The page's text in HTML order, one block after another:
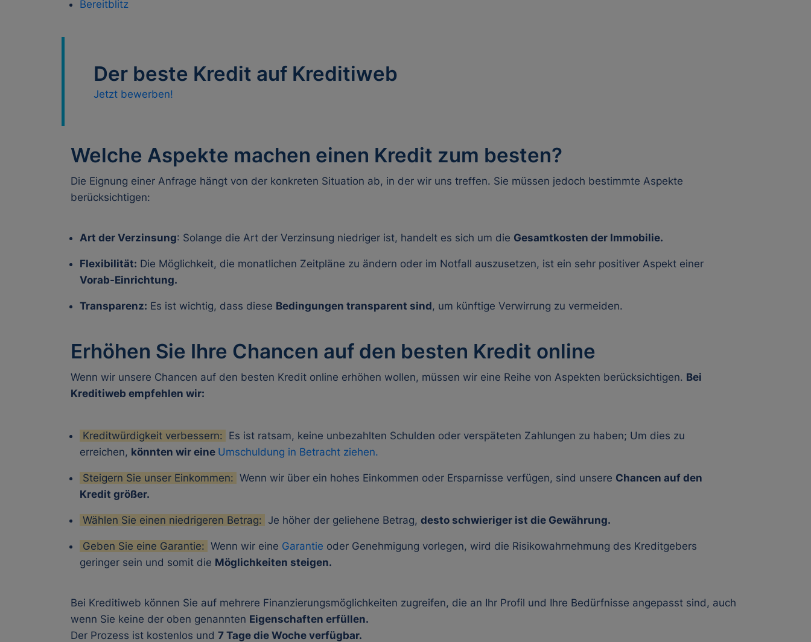
Bereitblitz
Der beste Kredit auf Kreditiweb
Jetzt bewerben!
Welche Aspekte machen einen Kredit zum besten?
Die Eignung einer Anfrage hängt von der konkreten Situation ab, in der wir uns treffen. Sie müssen jedoch bestimmte Aspekte
berücksichtigen:
Art der Verzinsung: Solange die Art der Verzinsung niedriger ist, handelt es sich um die Gesamtkosten der Immobilie.
Flexibilität: Die Möglichkeit, die monatlichen Zeitpläne zu ändern oder im Notfall auszusetzen, ist ein sehr positiver Aspekt einer
Vorab-Einrichtung.
Transparenz: Es ist wichtig, dass diese Bedingungen transparent sind, um künftige Verwirrung zu vermeiden.
Erhöhen Sie Ihre Chancen auf den besten Kredit online
Wenn wir unsere Chancen auf den besten Kredit online erhöhen wollen, müssen wir eine Reihe von Aspekten berücksichtigen. Bei
Kreditiweb empfehlen wir:
Kreditwürdigkeit verbessern: Es ist ratsam, keine unbezahlten Schulden oder verspäteten Zahlungen zu haben; Um dies zu
erreichen, könnten wir eine Umschuldung in Betracht ziehen.
Steigern Sie unser Einkommen: Wenn wir über ein hohes Einkommen oder Ersparnisse verfügen, sind unsere Chancen auf den
Kredit größer.
Wählen Sie einen niedrigeren Betrag: Je höher der geliehene Betrag, desto schwieriger ist die Gewährung.
Geben Sie eine Garantie: Wenn wir eine Garantie oder Genehmigung vorlegen, wird die Risikowahrnehmung des Kreditgebers
geringer sein und somit die Möglichkeiten steigen.
Bei Kreditiweb können Sie auf mehrere Finanzierungsmöglichkeiten zugreifen, die an Ihr Profil und Ihre Bedürfnisse angepasst sind, auch
wenn Sie keine der oben genannten Eigenschaften erfüllen.
Der Prozess ist kostenlos und 7 Tage die Woche verfügbar.